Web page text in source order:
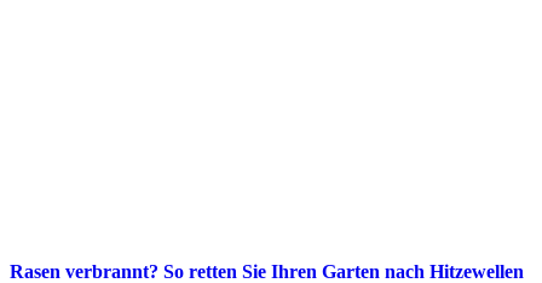
Rasen verbrannt? So retten Sie Ihren Garten nach Hitzewellen